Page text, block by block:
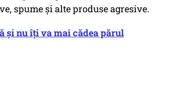
spume și alte produse agresive.
și nu îți va mai cădea părul